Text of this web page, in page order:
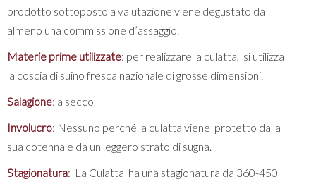
prodotto sottoposto a valutazione viene degustato da
almeno una commissione d’assaggio.
Materie prime utilizzate: per realizzare la culatta, si utilizza
la coscia di suino fresca nazionale di grosse dimensioni.
Salagione: a secco
Involucro: Nessuno perché la culatta viene protetto dalla
sua cotenna e da un leggero strato di sugna.
Stagionatura: La Culatta ha una stagionatura da 360-450